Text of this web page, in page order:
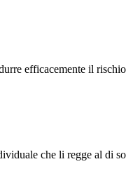
efficacemente il